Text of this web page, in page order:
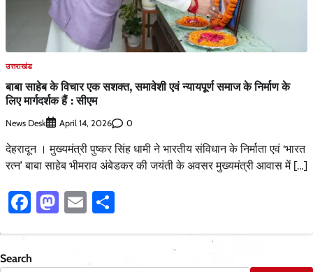
उत्तराखंड
बाबा साहेब के विचार एक सशक्त, समावेशी एवं न्यायपूर्ण समाज के निर्माण के
लिए मार्गदर्शक हैं : सीएम
News Desk April 14, 2026 0
देहरादून । मुख्यमंत्री पुष्कर सिंह धामी ने भारतीय संविधान के निर्माता एवं ‘भारत
रत्न’ बाबा साहेब भीमराव अंबेडकर की जयंती के अवसर मुख्यमंत्री आवास में […]
Facebook
Mastodon
Email
Search